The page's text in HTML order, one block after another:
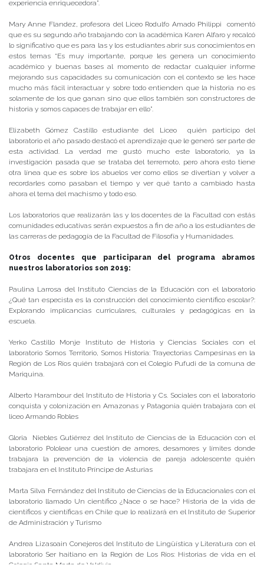
experiencia enriquecedora”.
Mary Anne Flandez, profesora del Liceo Rodulfo Amado Philippi comentó
que es su segundo año trabajando con la académica Karen Alfaro y recalcó
lo significativo que es para las y los estudiantes abrir sus conocimientos en
estos temas “Es muy importante, porque les genera un conocimiento
académico y buenas bases al momento de redactar cualquier informe
mejorando sus capacidades su comunicación con el contexto se les hace
mucho más fácil interactuar y sobre todo entienden que la historia no es
solamente de los que ganan sino que ellos también son constructores de
historia y somos capaces de trabajar en ello”.
Elizabeth Gómez Castillo estudiante del Liceo quién participo del
laboratorio el año pasado destacó el aprendizaje que le generó ser parte de
esta actividad. La verdad me gustó mucho este laboratorio, ya la
investigación pasada que se trataba del terremoto, pero ahora esto tiene
otra línea que es sobre los abuelos ver como ellos se divertían y volver a
recordarles como pasaban el tiempo y ver qué tanto a cambiado hasta
ahora el tema del machismo y todo eso.
Los laboratorios que realizarán las y los docentes de la Facultad con estás
comunidades educativas serán expuestos a fin de año a los estudiantes de
las carreras de pedagogía de la Facultad de Filosofía y Humanidades.
Otros docentes que participaran del programa abramos
nuestros laboratorios son 2019:
Paulina Larrosa del Instituto Ciencias de la Educación con el laboratorio
¿Qué tan especista es la construcción del conocimiento científico escolar?:
Explorando implicancias curriculares, culturales y pedagógicas en la
escuela.
Yerko Castillo Monje Instituto de Historia y Ciencias Sociales con el
laboratorio Somos Territorio, Somos Historia: Trayectorias Campesinas en la
Región de Los Ríos quién trabajará con el Colegio Pufudi de la comuna de
Mariquina.
Alberto Harambour del Instituto de Historia y Cs. Sociales con el laboratorio
conquista y colonización en Amazonas y Patagonia quién trabajara con el
liceo Armando Robles
Gloria Niebles Gutiérrez del Instituto de Ciencias de la Educación con el
laboratorio Pololear una cuestión de amores, desamores y límites donde
trabajara la prevención de la violencia de pareja adolescente quién
trabajara en el Instituto Príncipe de Asturias
Marta Silva Fernández del Instituto de Ciencias de la Educacionales con el
laboratorio llamado Un científico ¿Nace o se hace? Historia de la vida de
científicos y científicas en Chile que lo realizará en el Instituto de Superior
de Administración y Turismo
Andrea Lizasoain Conejeros del Instituto de Lingüística y Literatura con el
laboratorio Ser haitiano en la Región de Los Ríos: Historias de vida en el
Colegio Santa Marta de Valdivia.